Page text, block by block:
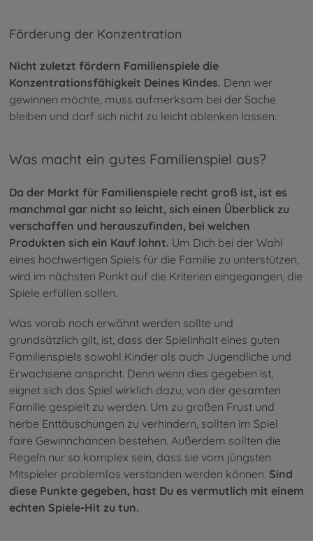
Förderung der Konzentration
Nicht zuletzt fördern Familienspiele die
Konzentrationsfähigkeit Deines Kindes. Denn wer
gewinnen möchte, muss aufmerksam bei der Sache
bleiben und darf sich nicht zu leicht ablenken lassen.
Was macht ein gutes Familienspiel aus?
Da der Markt für Familienspiele recht groß ist, ist es
manchmal gar nicht so leicht, sich einen Überblick zu
verschaffen und herauszufinden, bei welchen
Produkten sich ein Kauf lohnt. Um Dich bei der Wahl
eines hochwertigen Spiels für die Familie zu unterstützen,
wird im nächsten Punkt auf die Kriterien eingegangen, die
Spiele erfüllen sollen.
Was vorab noch erwähnt werden sollte und
grundsätzlich gilt, ist, dass der Spielinhalt eines guten
Familienspiels sowohl Kinder als auch Jugendliche und
Erwachsene anspricht. Denn wenn dies gegeben ist,
eignet sich das Spiel wirklich dazu, von der gesamten
Familie gespielt zu werden. Um zu großen Frust und
herbe Enttäuschungen zu verhindern, sollten im Spiel
faire Gewinnchancen bestehen. Außerdem sollten die
Regeln nur so komplex sein, dass sie vom jüngsten
Mitspieler problemlos verstanden werden können. Sind
diese Punkte gegeben, hast Du es vermutlich mit einem
echten Spiele-Hit zu tun.